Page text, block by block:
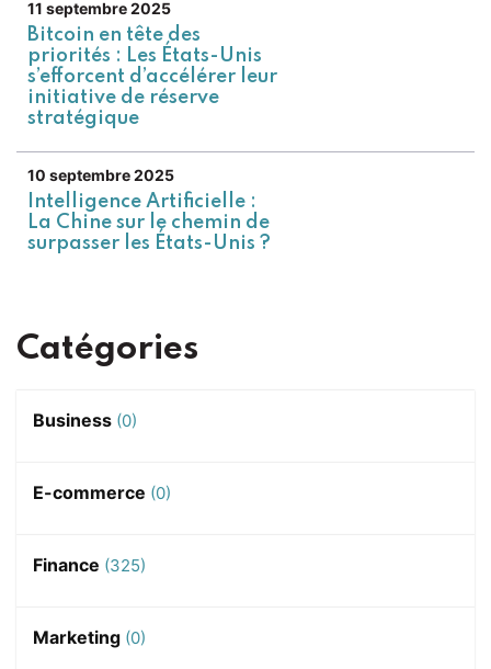
11 septembre 2025
Bitcoin en tête des
priorités : Les États-Unis
s’efforcent d’accélérer leur
initiative de réserve
stratégique
10 septembre 2025
Intelligence Artificielle :
La Chine sur le chemin de
surpasser les États-Unis ?
Catégories
Business (0)
E-commerce (0)
Finance (325)
Marketing (0)